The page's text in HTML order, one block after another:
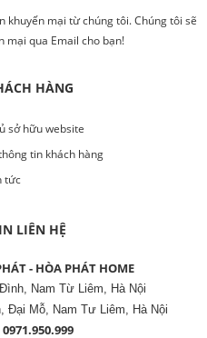
khuyến mại từ chúng tôi. Chúng tôi sẽ
mại qua Email cho bạn!
HÀNG
sở hữu website
tin khách hàng
tức
LIÊN HỆ
- HÒA PHÁT HOME
Nam Từ Liêm, Hà Nội
Đại Mỗ, Nam Tư Liêm, Hà Nội
0971.950.999